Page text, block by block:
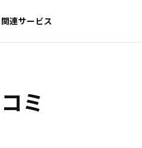
関連サービス
ミ